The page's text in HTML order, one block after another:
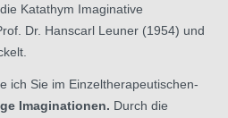
Katathym Imaginative
Dr. Hanscarl Leuner (1954) und
ich Sie im Einzeltherapeutischen-
Imaginationen. Durch die